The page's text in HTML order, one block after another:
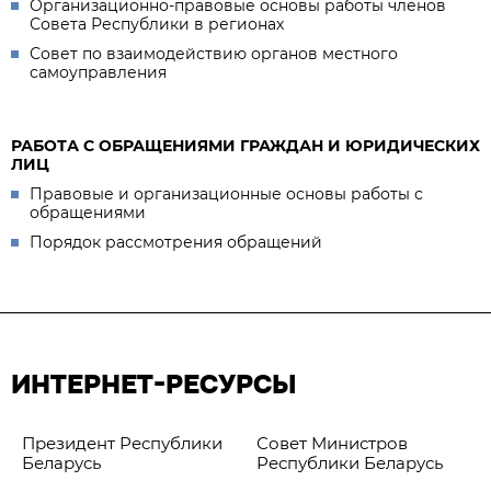
Организационно-правовые основы работы членов
Совета Республики в регионах
Совет по взаимодействию органов местного
самоуправления
РАБОТА С ОБРАЩЕНИЯМИ ГРАЖДАН И ЮРИДИЧЕСКИХ
ЛИЦ
Правовые и организационные основы работы с
обращениями
Порядок рассмотрения обращений
ИНТЕРНЕТ-РЕСУРСЫ
Президент Республики
Беларусь
Совет Министров
Республики Беларусь